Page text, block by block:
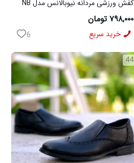
کفش ورزشی مردانه نیوبالانس مدل NB
سفید
۷۹۸,۰۰۰ تومان
خرید سریع 6
44